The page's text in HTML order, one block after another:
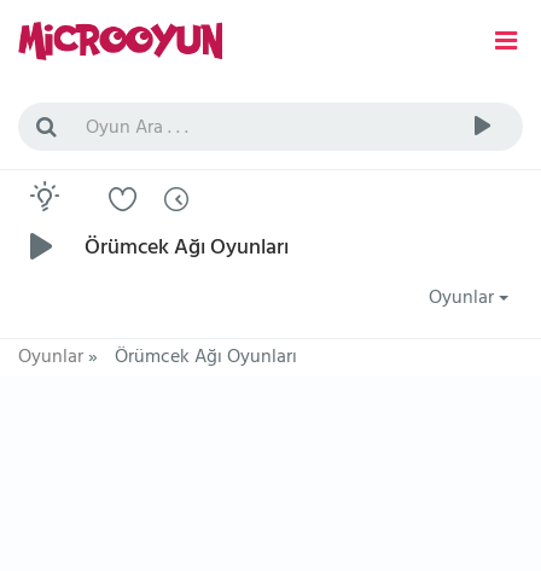
Örümcek Ağı Oyunları
Oyunlar
Oyunlar» Örümcek Ağı Oyunları